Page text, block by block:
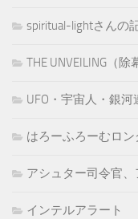
spiritual-lightさんの
THE UNVEILING（除
UFO・宇宙人・銀河
はろーふろーむロ
アシュター司令官
インテルアラート